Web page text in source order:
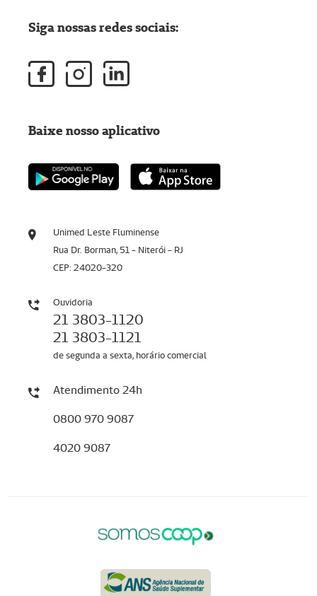
Unimed Leste Fluminense
Rua Dr. Borman, 51 - Niterói - RJ
CEP: 24020-320
Ouvidoria
21 3803-1120
21 3803-1121
de segunda a sexta, horário comercial
Atendimento 24h
0800 970 9087
4020 9087
Siga nossas redes sociais:
Baixe nosso aplicativo